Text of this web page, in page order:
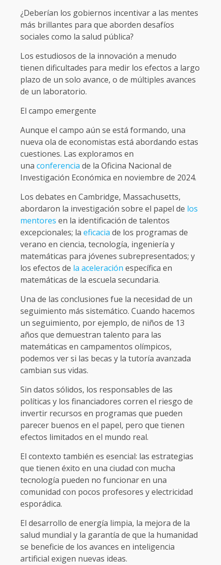
¿Deberían los gobiernos incentivar a las mentes
más brillantes para que aborden desafíos
sociales como la salud pública?
Los estudiosos de la innovación a menudo
tienen dificultades para medir los efectos a largo
plazo de un solo avance, o de múltiples avances
de un laboratorio.
El campo emergente
Aunque el campo aún se está formando, una
nueva ola de economistas está abordando estas
cuestiones. Las exploramos en
una conferencia de la Oficina Nacional de
Investigación Económica en noviembre de 2024.
Los debates en Cambridge, Massachusetts,
abordaron la investigación sobre el papel de los
mentores en la identificación de talentos
excepcionales; la eficacia de los programas de
verano en ciencia, tecnología, ingeniería y
matemáticas para jóvenes subrepresentados; y
los efectos de la aceleración específica en
matemáticas de la escuela secundaria.
Una de las conclusiones fue la necesidad de un
seguimiento más sistemático. Cuando hacemos
un seguimiento, por ejemplo, de niños de 13
años que demuestran talento para las
matemáticas en campamentos olímpicos,
podemos ver si las becas y la tutoría avanzada
cambian sus vidas.
Sin datos sólidos, los responsables de las
políticas y los financiadores corren el riesgo de
invertir recursos en programas que pueden
parecer buenos en el papel, pero que tienen
efectos limitados en el mundo real.
El contexto también es esencial: las estrategias
que tienen éxito en una ciudad con mucha
tecnología pueden no funcionar en una
comunidad con pocos profesores y electricidad
esporádica.
El desarrollo de energía limpia, la mejora de la
salud mundial y la garantía de que la humanidad
se beneficie de los avances en inteligencia
artificial exigen nuevas ideas.